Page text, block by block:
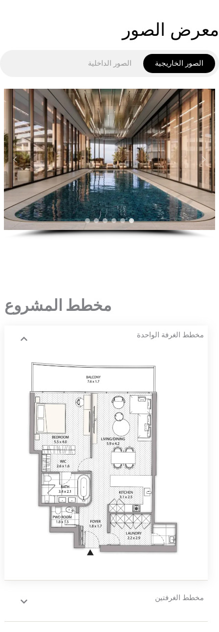
معرض الصور
الصور الخاريجية الصور الداخلية
مخطط المشروع
مخطط الغرفة الواحدة
مخطط الغرفتين